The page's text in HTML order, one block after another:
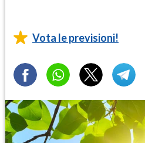
Vota le previsioni!